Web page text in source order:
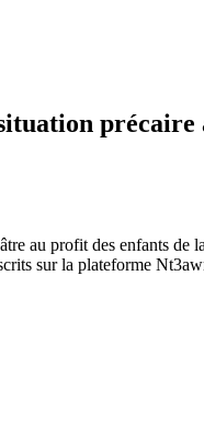
précaire
au profit des enfants
sur la plateforme